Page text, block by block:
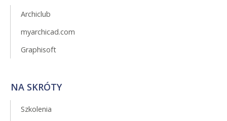
Archiclub
myarchicad.com
Graphisoft
NA SKRÓTY
Szkolenia